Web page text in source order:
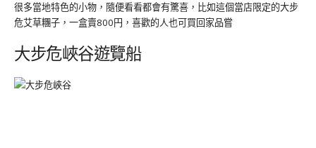
很多當地特色的小物，隨便看看都會有驚喜，比如這個當店限定的大步
危艾草糰子，一盒賣800円，喜歡的人也可買回家品嘗
大步危峽谷遊覽船